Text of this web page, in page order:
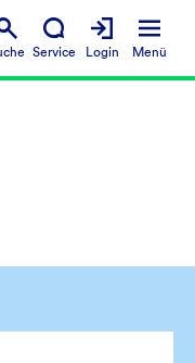
Service Login Menü